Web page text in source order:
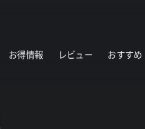
お得情報 レビュー おすすめ